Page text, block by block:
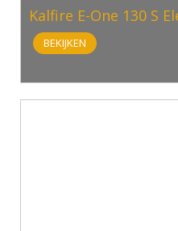
Kalfire E-One 130 S
BEKIJKEN